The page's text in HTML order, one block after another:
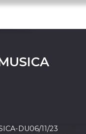
DU06/11/23